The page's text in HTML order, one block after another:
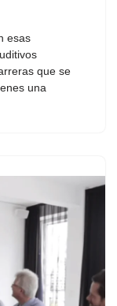
esas
que se
una